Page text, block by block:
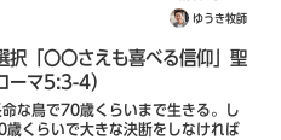
のことです。実は、妻から夫へのモラ
少なくありません。例えば、次のよう
はモラハラになります。男のくせ...
ゆうき牧師
択「〇〇さえも喜べる信仰」聖
ーマ5:3-4）
な鳥で70歳くらいまで生きる。し
歳くらいで大きな決断をしなければ